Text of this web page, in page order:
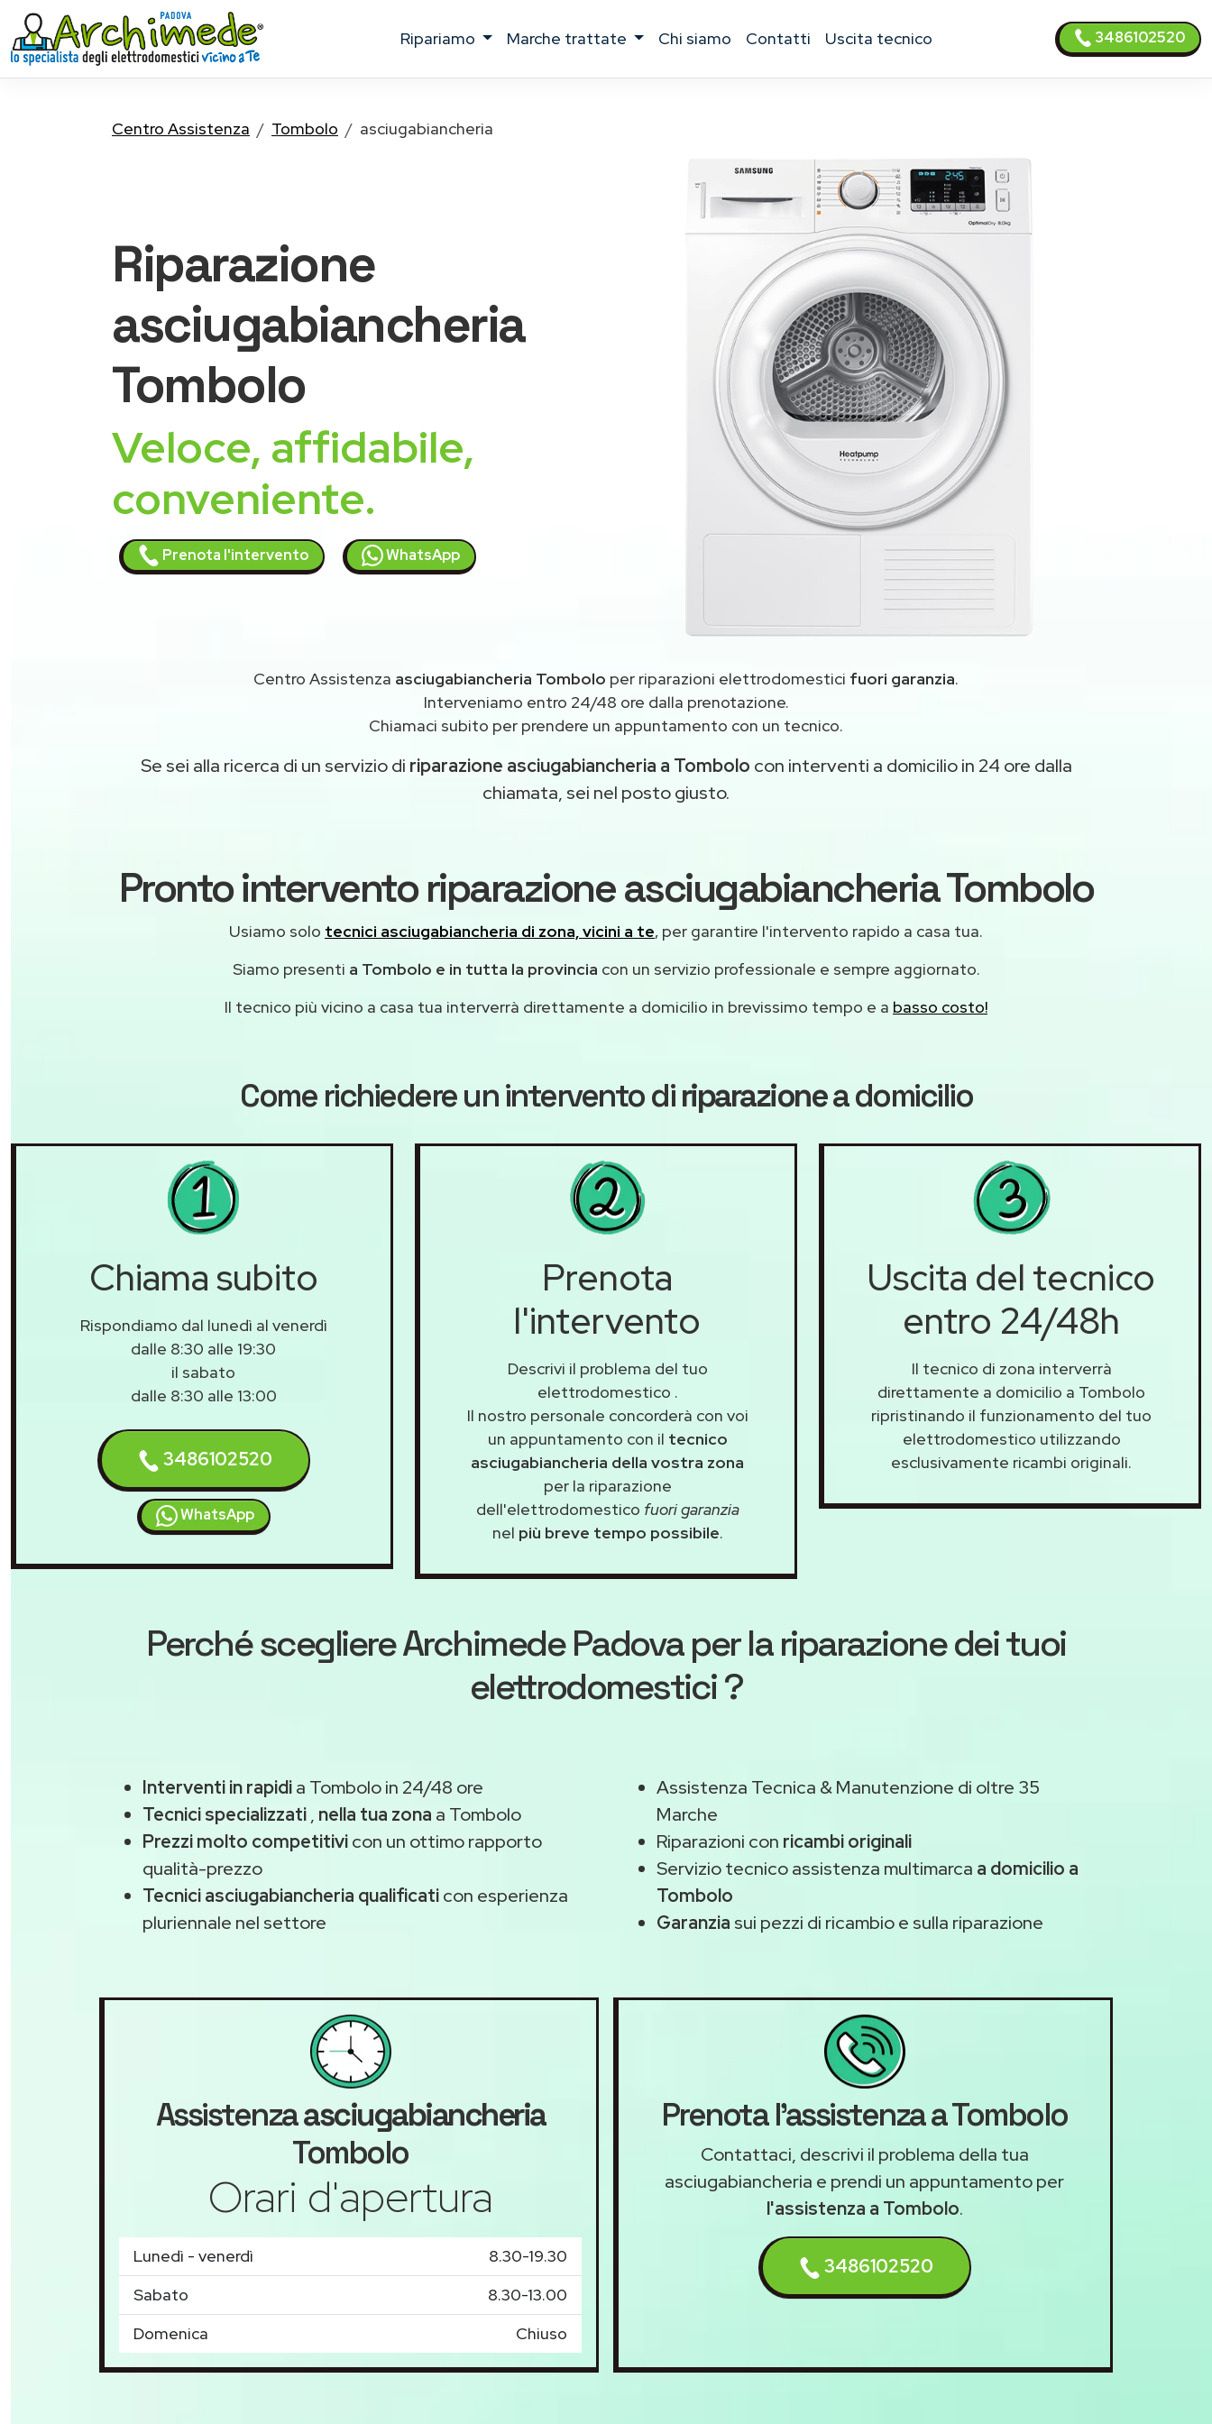
ripariamo marche trattate chi siamo contatti uscita tecnico 3486102520
Centro Assistenza Tombolo asciugabiancheria
Riparazione
asciugabiancheria
Tombolo
Veloce, affidabile,
conveniente.
Prenota l'intervento WhatsApp
Centro Assistenza asciugabiancheria Tombolo per riparazioni elettrodomestici fuori garanzia.
Interveniamo entro 24/48 ore dalla prenotazione.
Chiamaci subito per prendere un appuntamento con un tecnico.
Se sei alla ricerca di un servizio di riparazione asciugabiancheria a Tombolo con interventi a domicilio in 24 ore dalla
chiamata, sei nel posto giusto.
Pronto intervento riparazione asciugabiancheria Tombolo
Usiamo solo tecnici asciugabiancheria di zona, vicini a te, per garantire l'intervento rapido a casa tua.
Siamo presenti a Tombolo e in tutta la provincia con un servizio professionale e sempre aggiornato.
Il tecnico più vicino a casa tua interverrà direttamente a domicilio in brevissimo tempo e a basso costo!
Come richiedere un intervento diriparazionea domicilio
Chiama subito
Rispondiamo dal lunedì al venerdì
dalle 8:30 alle 19:30
il sabato
dalle 8:30 alle 13:00
3486102520
WhatsApp
Prenota
l'intervento
Descrivi il problema del tuo
elettrodomestico .
Il nostro personale concorderà con voi
un appuntamento con il tecnico
asciugabiancheria della vostra zona
per la riparazione
dell'elettrodomestico fuori garanzia
nel più breve tempo possibile.
Uscita del tecnico
entro 24/48h
Il tecnico di zona interverrà
direttamente a domicilio a Tombolo
ripristinando il funzionamento del tuo
elettrodomestico utilizzando
esclusivamente ricambi originali.
Perché scegliereArchimede Padovaper la riparazione dei tuoi
elettrodomestici ?
Interventi in rapidia Tombolo in 24/48 ore
Tecnici specializzati, nella tua zona a Tombolo
Prezzi molto competitivicon un ottimo rapporto
qualità-prezzo
Tecnici asciugabiancheria qualificaticon esperienza
pluriennale nel settore
Assistenza Tecnica & Manutenzione di oltre 35
Marche
Riparazioni con ricambi originali
Servizio tecnico assistenza multimarca a domicilio a
Tombolo
Garanzia sui pezzi di ricambio e sulla riparazione
Assistenzaasciugabiancheria
Tombolo
Orari d'apertura
Lunedì - venerdì
8.30-19.30
Sabato
8.30-13.00
Domenica
Chiuso
Prenota l'assistenza a Tombolo
Contattaci, descrivi il problema della tua
asciugabiancheria e prendi un appuntamento per
l'assistenza a Tombolo.
3486102520